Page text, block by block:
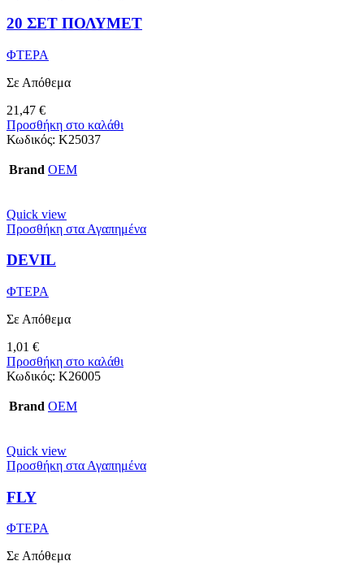
20 ΣΕΤ ΠΟΛΥΜΕΤ
ΦΤΕΡΑ
Σε Απόθεμα
21,47 €
Προσθήκη στο καλάθι
Κωδικός: Κ25037
Brand OEM
Quick view
Προσθήκη στα Αγαπημένα
DEVIL
ΦΤΕΡΑ
Σε Απόθεμα
1,01 €
Προσθήκη στο καλάθι
Κωδικός: Κ26005
Brand OEM
Quick view
Προσθήκη στα Αγαπημένα
FLY
ΦΤΕΡΑ
Σε Απόθεμα